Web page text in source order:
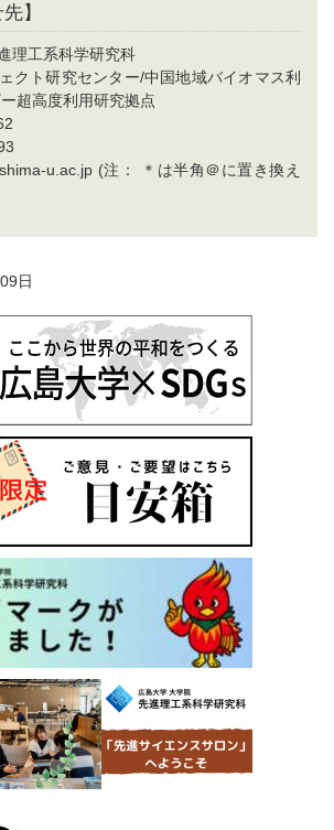
】
理工系科学研究科
クト研究センター/中国地域バイオマス利
超高度利用研究拠点
u.ac.jp (注： ＊は半角＠に置き換え
日